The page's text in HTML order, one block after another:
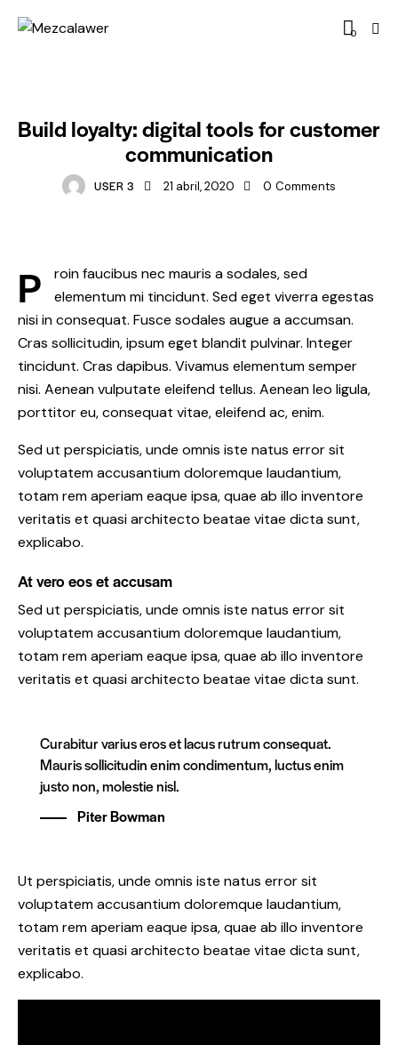
0
Build loyalty: digital tools for customer
communication
USER 3 21 abril, 2020 0 Comments
P
roin faucibus nec mauris a sodales, sed
elementum mi tincidunt. Sed eget viverra egestas
nisi in consequat. Fusce sodales augue a accumsan.
Cras sollicitudin, ipsum eget blandit pulvinar. Integer
tincidunt. Cras dapibus. Vivamus elementum semper
nisi. Aenean vulputate eleifend tellus. Aenean leo ligula,
porttitor eu, consequat vitae, eleifend ac, enim.
Sed ut perspiciatis, unde omnis iste natus error sit
voluptatem accusantium doloremque laudantium,
totam rem aperiam eaque ipsa, quae ab illo inventore
veritatis et quasi architecto beatae vitae dicta sunt,
explicabo.
At vero eos et accusam
Sed ut perspiciatis, unde omnis iste natus error sit
voluptatem accusantium doloremque laudantium,
totam rem aperiam eaque ipsa, quae ab illo inventore
veritatis et quasi architecto beatae vitae dicta sunt.
Curabitur varius eros et lacus rutrum consequat.
Mauris sollicitudin enim condimentum, luctus enim
justo non, molestie nisl.
Piter Bowman
Ut perspiciatis, unde omnis iste natus error sit
voluptatem accusantium doloremque laudantium,
totam rem aperiam eaque ipsa, quae ab illo inventore
veritatis et quasi architecto beatae vitae dicta sunt,
explicabo.